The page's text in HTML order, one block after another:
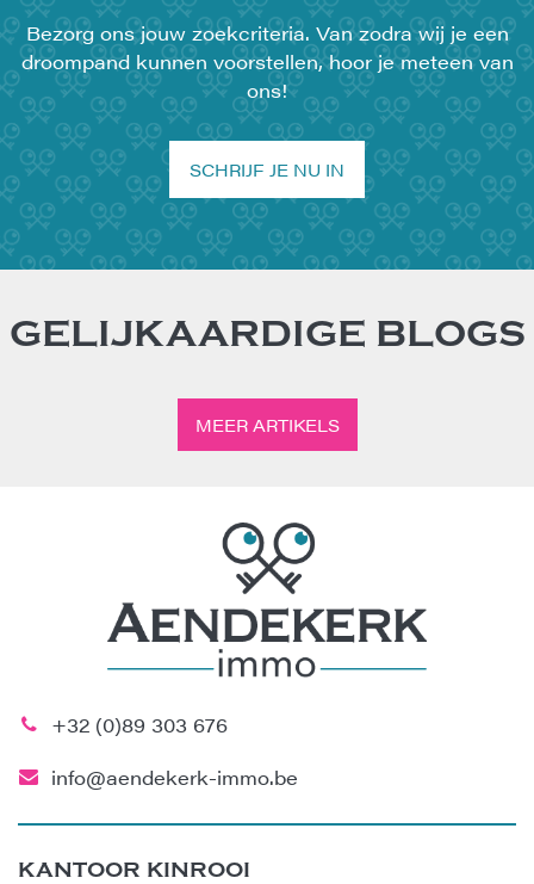
Bezorg ons jouw zoekcriteria. Van zodra wij je een
droompand kunnen voorstellen, hoor je meteen van
ons!
SCHRIJF JE NU IN
GELIJKAARDIGE BLOGS
MEER ARTIKELS
+32 (0)89 303 676
info@aendekerk-immo.be
KANTOOR KINROOI